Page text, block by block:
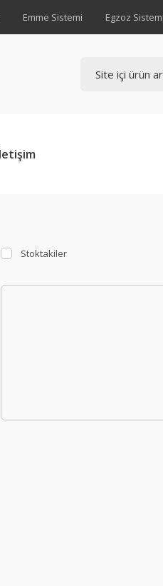
Emme Sistemi Egzoz Sistemi
Stoktakiler